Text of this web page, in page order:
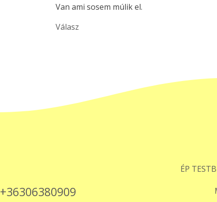
Van ami sosem múlik el.
Válasz
+36306380909
ÉP